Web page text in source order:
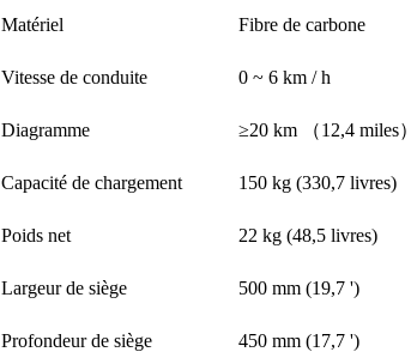
Matériel Fibre de carbone
Vitesse de conduite 0 ~ 6 km / h
Diagramme ≥20 km （12,4 miles）
Capacité de chargement 150 kg (330,7 livres)
Poids net 22 kg (48,5 livres)
Largeur de siège 500 mm (19,7 ')
Profondeur de siège 450 mm (17,7 ')